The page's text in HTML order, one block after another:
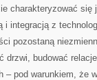
charakteryzować
integracją z
pozostaną
drzwi, budować
– pod warunkiem, że